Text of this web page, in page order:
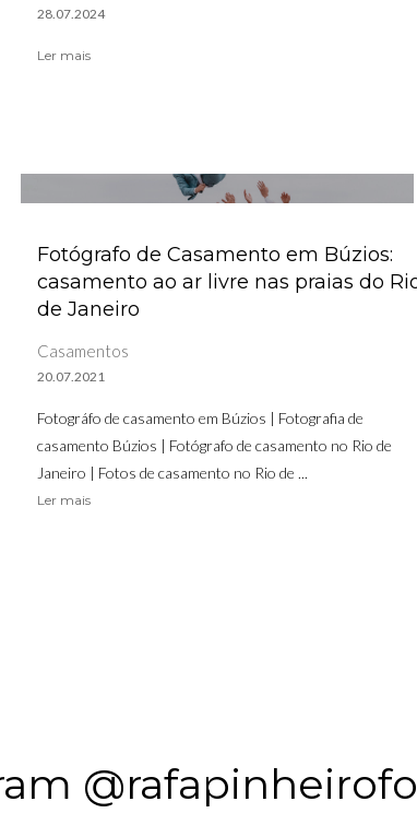
28.07.2024
Ler mais
Fotógrafo de Casamento em Búzios:
casamento ao ar livre nas praias do
de Janeiro
Casamentos
20.07.2021
Fotográfo de casamento em Búzios | Fotografia de
casamento Búzios | Fotógrafo de casamento no Rio de
Janeiro | Fotos de casamento no Rio de ...
Ler mais